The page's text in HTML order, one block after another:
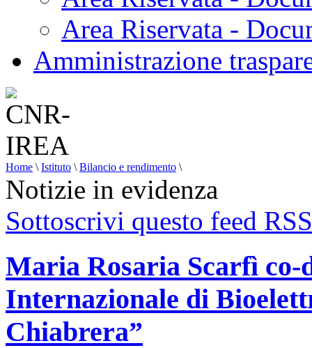
Area Riservata -
Amministrazione
Home \ Istituto \ Bilancio e rendimento \
Notizie in evidenza
Sottoscrivi questo feed RSS
Maria Rosaria Scarfì co-
Internazionale di
Chiabrera”